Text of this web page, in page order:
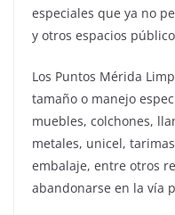
especiales que ya no
y otros espacios
Los Puntos Mérida
tamaño o manejo
muebles, colchones,
metales, unicel,
embalaje, entre otros
abandonarse en la vía